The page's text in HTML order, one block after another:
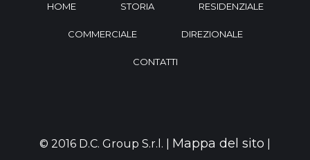
HOME STORIA RESIDENZIALE
COMMERCIALE DIREZIONALE
CONTATTI
© 2016 D.C. Group S.r.l. | Mappa del sito